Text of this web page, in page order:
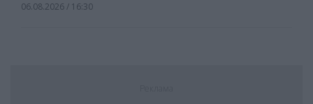
06.08.2026 / 16:30